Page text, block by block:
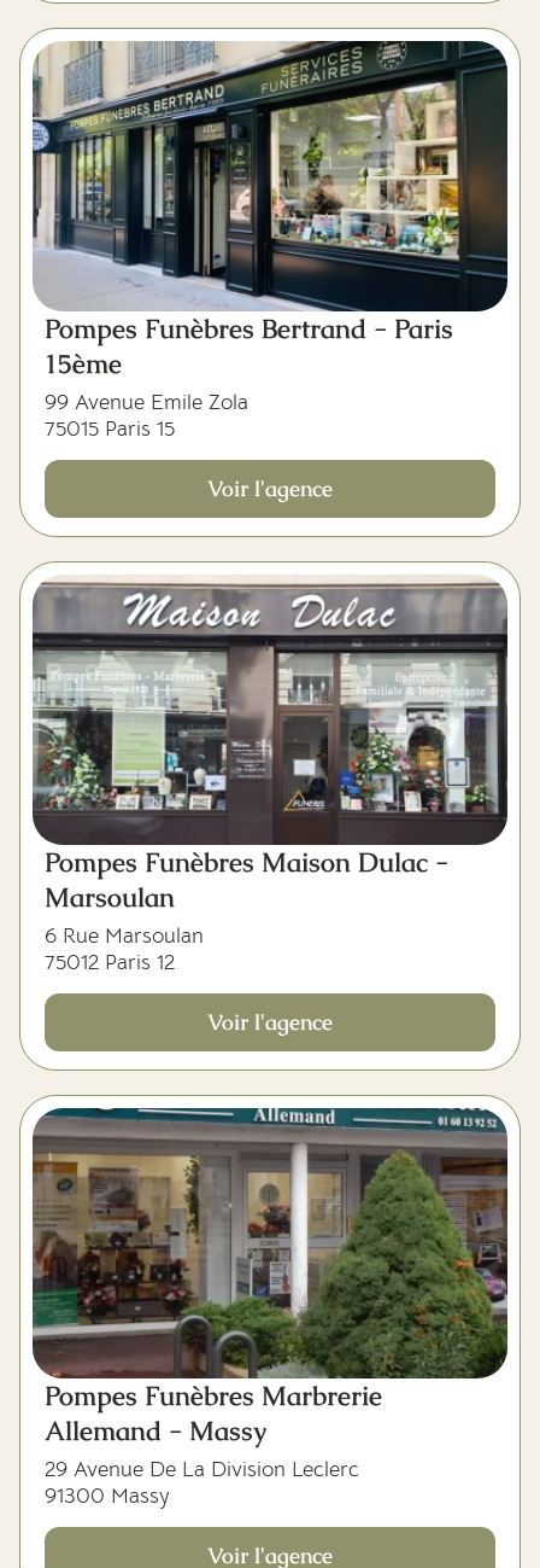
Pompes Funèbres Bertrand - Paris
15ème
99 Avenue Emile Zola
75015 Paris 15
Voir l'agence
Pompes Funèbres Maison Dulac -
Marsoulan
6 Rue Marsoulan
75012 Paris 12
Voir l'agence
Pompes Funèbres Marbrerie
Allemand - Massy
29 Avenue De La Division Leclerc
91300 Massy
Voir l'agence